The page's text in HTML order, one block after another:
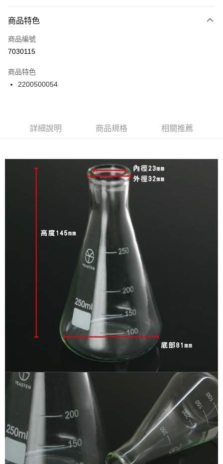
信用卡一次付款
LINE Pay
ATM付款
郵寄到府(台灣本島適用)
每筆NT$180，滿NT$2,000(含以上)免運費
商品特色
商品編號
7030115
商品特色
2200500054
詳細說明 商品規格 相關推薦